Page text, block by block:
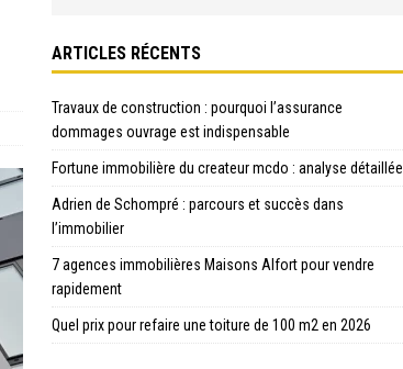
ARTICLES RÉCENTS
Travaux de construction : pourquoi l’assurance
dommages ouvrage est indispensable
Fortune immobilière du createur mcdo : analyse détaillée
Adrien de Schompré : parcours et succès dans
l’immobilier
7 agences immobilières Maisons Alfort pour vendre
rapidement
Quel prix pour refaire une toiture de 100 m2 en 2026